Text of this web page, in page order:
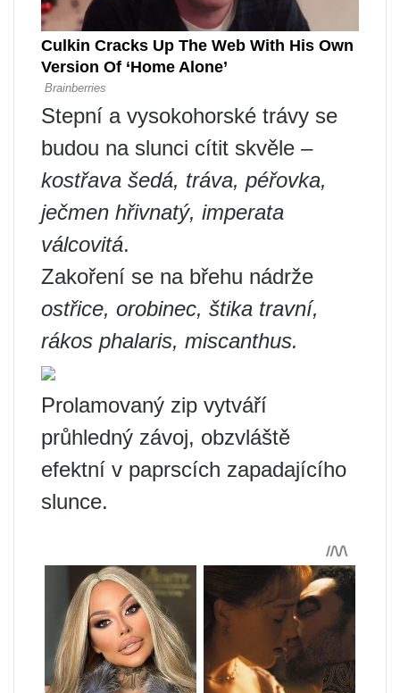
Stepní a vysokohorské trávy se
budou na slunci cítit skvěle –
kostřava šedá, tráva, péřovka,
ječmen hřivnatý, imperata
válcovitá.
Zakoření se na břehu nádrže
ostřice, orobinec, štika travní,
rákos phalaris, miscanthus.
Prolamovaný zip vytváří
průhledný závoj, obzvláště
efektní v paprscích zapadajícího
slunce.